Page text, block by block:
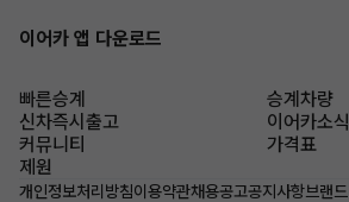
이어카 앱 다운로드
빠른승계
승계차량
신차즉시출고
이어카소식
커뮤니티
가격표
제원
개인정보처리방침이용약관채용공고공지사항브랜드